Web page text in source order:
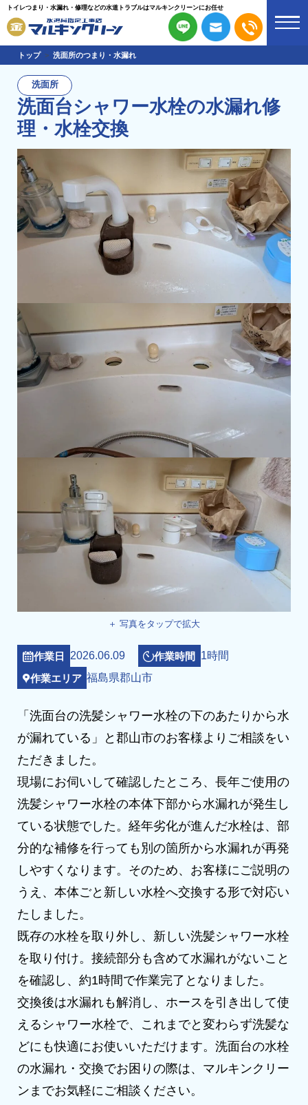
トイレつまり・水漏れ・修理などの水道トラブルはマルキンクリーンにお任せ
トップ 洗面所のつまり・水漏れ
洗面台シャワー水栓の水漏れ修
理・水栓交換
洗面所
＋ 写真をタップで拡大
作業日 2026.06.09 作業時間
1時間
作業エリア 福島県郡山市
「洗面台の洗髪シャワー水栓の下のあたりから水
が漏れている」と郡山市のお客様よりご相談をい
ただきました。
現場にお伺いして確認したところ、長年ご使用の
洗髪シャワー水栓の本体下部から水漏れが発生し
ている状態でした。経年劣化が進んだ水栓は、部
分的な補修を行っても別の箇所から水漏れが再発
しやすくなります。そのため、お客様にご説明の
うえ、本体ごと新しい水栓へ交換する形で対応い
たしました。
既存の水栓を取り外し、新しい洗髪シャワー水栓
を取り付け。接続部分も含めて水漏れがないこと
を確認し、約1時間で作業完了となりました。
交換後は水漏れも解消し、ホースを引き出して使
えるシャワー水栓で、これまでと変わらず洗髪な
どにも快適にお使いいただけます。洗面台の水栓
の水漏れ・交換でお困りの際は、マルキンクリー
ンまでお気軽にご相談ください。